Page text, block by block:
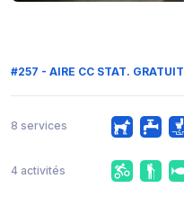
#257 - AIRE CC STAT. GRATUIT
8 services
4 activités